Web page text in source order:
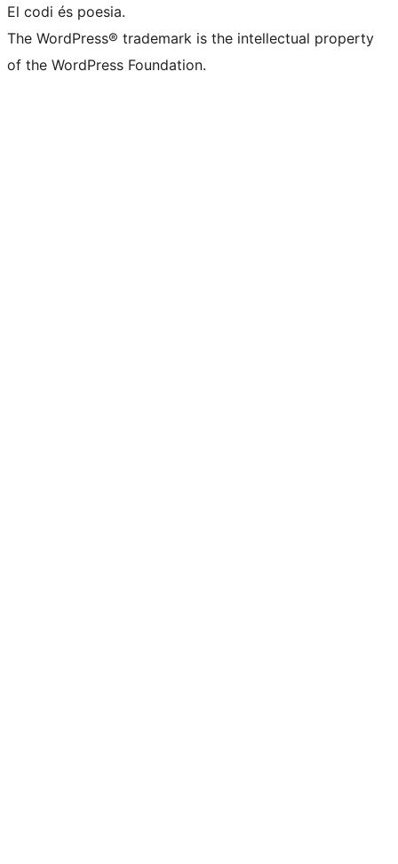
El codi és poesia.
The WordPress® trademark is the intellectual property
of the WordPress Foundation.